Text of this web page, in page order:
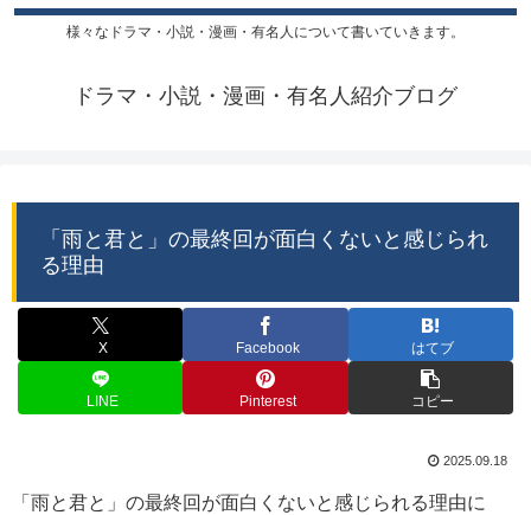
様々なドラマ・小説・漫画・有名人について書いていきます。
ドラマ・小説・漫画・有名人紹介ブログ
「雨と君と」の最終回が面白くないと感じられ
る理由
X Facebook はてブ
LINE Pinterest コピー
2025.09.18
「雨と君と」の最終回が面白くないと感じられる理由に